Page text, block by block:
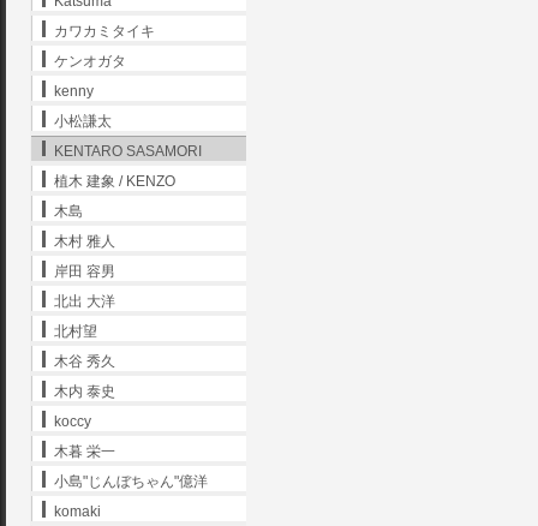
カワカミタイキ
ケンオガタ
kenny
小松謙太
KENTARO SASAMORI
植木 建象 / KENZO
木島
木村 雅人
岸田 容男
北出 大洋
北村望
木谷 秀久
木内 泰史
koccy
木暮 栄一
小島"じんぼちゃん"億洋
komaki